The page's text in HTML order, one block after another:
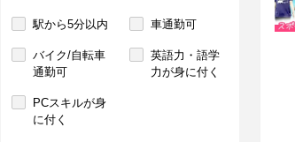
駅から5分以内 車通勤可
バイク/自転車
通勤可
英語力・語学
力が身に付く
PCスキルが身
に付く